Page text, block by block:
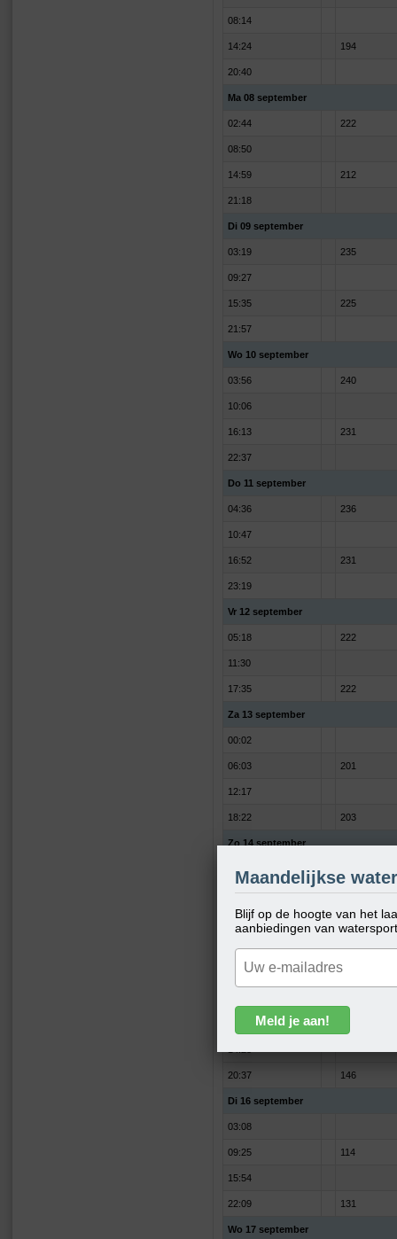
08:14
14:24 194
20:40
Ma 08 september
02:44 222
08:50
14:59 212
21:18
Di 09 september
03:19 235
09:27
15:35 225
21:57
Wo 10 september
03:56 240
10:06
16:13 231
22:37
Do 11 september
04:36 236
10:47
16:52 231
23:19
Vr 12 september
05:18 222
11:30
17:35 222
Za 13 september
00:02
06:03 201
12:17
18:22 203
Zo 14 september
06:56 172
13:12
19:19 175
Ma 15 september
20:37 146
Di 16 september
03:08
09:25 114
15:54
22:09 131
Wo 17 september
Maandelijkse
Blijf op de hoogte van het
aanbiedingen van